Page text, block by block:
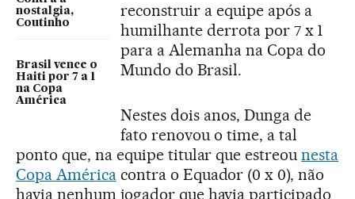
nostalgia,
Coutinho
Brasil vence o
Haiti por 7 a 1
na Copa
América
reconstruir a equipe após a
humilhante derrota por 7 x 1
para a Alemanha na Copa do
Mundo do Brasil.
Nestes dois anos, Dunga de
fato renovou o time, a tal
ponto que, na equipe titular que estreounesta
Copa Américacontra o Equador (0 x 0), não
havia nenhum jogador que havia participado